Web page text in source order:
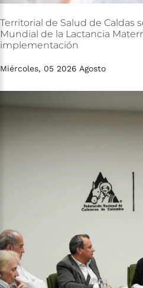
Territorial de Salud de Caldas
Mundial de la Lactancia
implementación
Miércoles, 05 2026 Agosto